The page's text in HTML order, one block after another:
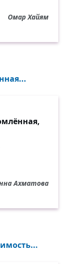
Омар Хайям
Ахматова